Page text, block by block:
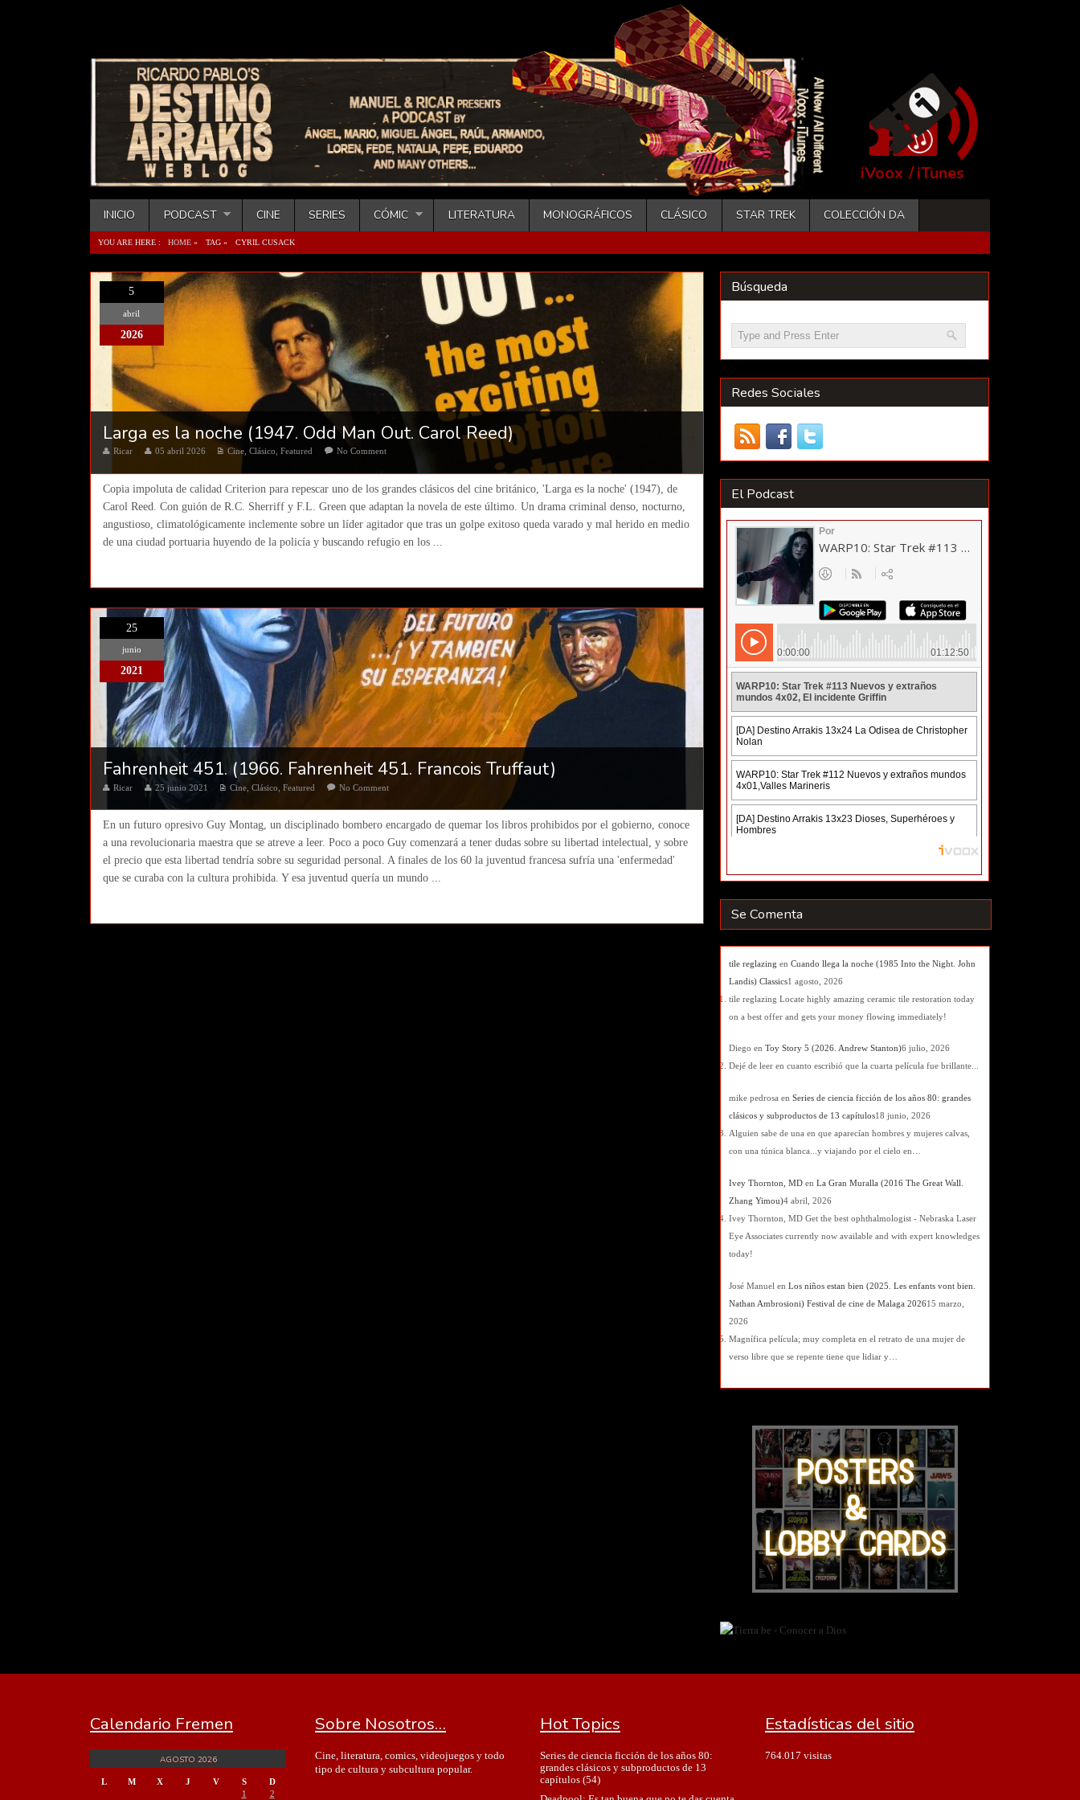
iVoox /iTunes
INICIO PODCAST CINE SERIES CÓMIC LITERATURA MONOGRÁFICOS CLÁSICO STAR TREK COLECCIÓN DA
YOU ARE HERE : HOME » TAG » CYRIL CUSACK
5
abril
2026
Larga es la noche (1947. Odd Man Out. Carol Reed)
Ricar 05 abril 2026 Cine,Clásico,Featured No Comment
Copia impoluta de calidad Criterion para repescar uno de los grandes clásicos del cine británico, 'Larga es la noche' (1947), de
Carol Reed. Con guión de R.C. Sherriff y F.L. Green que adaptan la novela de este último. Un drama criminal denso, nocturno,
angustioso, climatológicamente inclemente sobre un líder agitador que tras un golpe exitoso queda varado y mal herido en medio
de una ciudad portuaria huyendo de la policía y buscando refugio en los ...
25
junio
2021
Fahrenheit 451. (1966. Fahrenheit 451. Francois Truffaut)
Ricar 25 junio 2021 Cine ,Clásico ,Featured No Comment
En un futuro opresivo Guy Montag, un disciplinado bombero encargado de quemar los libros prohibidos por el gobierno, conoce
a una revolucionaria maestra que se atreve a leer. Poco a poco Guy comenzará a tener dudas sobre su libertad intelectual, y sobre
el precio que esta libertad tendría sobre su seguridad personal. A finales de los 60 la juventud francesa sufría una 'enfermedad'
que se curaba con la cultura prohibida. Y esa juventud quería un mundo ...
Búsqueda
Redes Sociales
El Podcast
Se Comenta
tile reglazing en Cuando llega la noche (1985 Into the Night. John
Landis) Classics1 agosto, 2026
tile reglazing Locate highly amazing ceramic tile restoration today
on a best offer and gets your money flowing immediately!
Diego en Toy Story 5 (2026. Andrew Stanton)6 julio, 2026
Dejé de leer en cuanto escribió que la cuarta película fue brillante...
mike pedrosa en Series de ciencia ficción de los años 80: grandes
clásicos y subproductos de 13 capítulos18 junio, 2026
Alguien sabe de una en que aparecían hombres y mujeres calvas,
con una túnica blanca...y viajando por el cielo en…
Ivey Thornton, MD en La Gran Muralla (2016 The Great Wall.
Zhang Yimou)4 abril, 2026
Ivey Thornton, MD Get the best ophthalmologist - Nebraska Laser
Eye Associates currently now available and with expert knowledges
today!
José Manuel en Los niños estan bien (2025. Les enfants vont bien.
Nathan Ambrosioni) Festival de cine de Malaga 202615 marzo,
2026
Magnífica película; muy completa en el retrato de una mujer de
verso libre que se repente tiene que lidiar y…
Calendario Fremen
AGOSTO 2026
L M X J V S
D
1
2
Sobre Nosotros…
Cine, literatura, comics, videojuegos y todo
tipo de cultura y subcultura popular.
Hot Topics
Series de ciencia ficción de los años 80:
grandes clásicos y subproductos de 13
capítulos(54)
Estadísticas del sitio
764.017 visitas